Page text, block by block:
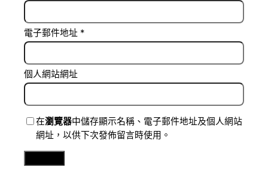
電子郵件地址 *
個人網站網址
在瀏覽器中儲存顯示名稱、電子郵件地址及個人網站
網址，以供下次發佈留言時使用。